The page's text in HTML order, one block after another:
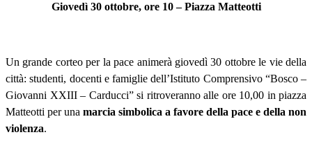
Giovedì 30 ottobre, ore 10 – Piazza Matteotti
Un grande corteo per la pace animerà giovedì 30 ottobre le vie della
città: studenti, docenti e famiglie dell’Istituto Comprensivo “Bosco –
Giovanni XXIII – Carducci” si ritroveranno alle ore 10,00 in piazza
Matteotti per una marcia simbolica a favore della pace e della non
violenza.